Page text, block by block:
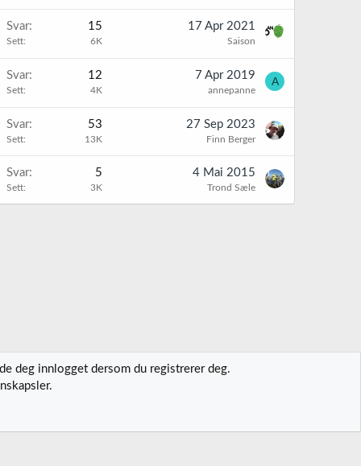
Svar 15
Sett 6K
17 Apr 2021
Saison
Svar 12
Sett 4K
7 Apr 2019
annepanne
A
Svar 53
Sett 13K
27 Sep 2023
Finn Berger
Svar 5
Sett 3K
4 Mai 2015
Trond Sæle
oss Vilkår og regler
deg innlogget dersom du registrerer deg.